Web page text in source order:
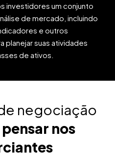
investidores um conjunto
de mercado, incluindo
e outros
planejar suas atividades
de ativos.
negociação
nos